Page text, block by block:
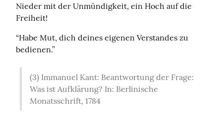
Nieder mit der Unmündigkeit, ein Hoch auf die
Freiheit!
“Habe Mut, dich deines eigenen Verstandes zu
bedienen.”
(3) Immanuel Kant: Beantwortung der Frage:
Was ist Aufklärung? In: Berlinische
Monatsschrift, 1784